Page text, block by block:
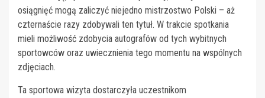
osiągnięć mogą zaliczyć niejedno mistrzostwo Polski – aż
czternaście razy zdobywali ten tytuł. W trakcie spotkania
mieli możliwość zdobycia autografów od tych wybitnych
sportowców oraz uwiecznienia tego momentu na wspólnych
zdjęciach.
Ta sportowa wizyta dostarczyła uczestnikom